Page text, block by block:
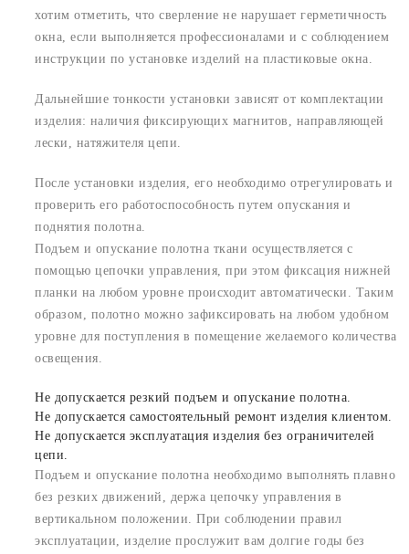
хотим отметить, что сверление не нарушает герметичность
окна, если выполняется профессионалами и с соблюдением
инструкции по установке изделий на пластиковые окна.
Дальнейшие тонкости установки зависят от комплектации
изделия: наличия фиксирующих магнитов, направляющей
лески, натяжителя цепи.
После установки изделия, его необходимо отрегулировать и
проверить его работоспособность путем опускания и
поднятия полотна.
Подъем и опускание полотна ткани осуществляется с
помощью цепочки управления, при этом фиксация нижней
планки на любом уровне происходит автоматически. Таким
образом, полотно можно зафиксировать на любом удобном
уровне для поступления в помещение желаемого количества
освещения.
Не допускается резкий подъем и опускание полотна.
Не допускается самостоятельный ремонт изделия клиентом.
Не допускается эксплуатация изделия без ограничителей
цепи.
Подъем и опускание полотна необходимо выполнять плавно
без резких движений, держа цепочку управления в
вертикальном положении. При соблюдении правил
эксплуатации, изделие прослужит вам долгие годы без